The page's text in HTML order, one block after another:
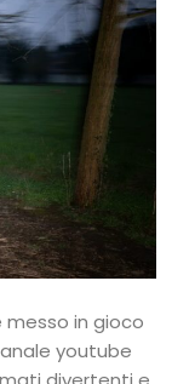
messo in gioco
youtube